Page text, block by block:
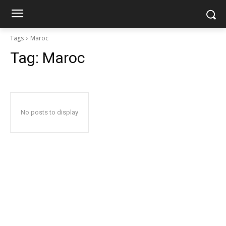
Tags Maroc
Tag: Maroc
No posts to display